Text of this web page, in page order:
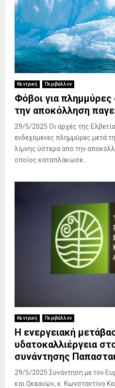
Κεντρική Περιβάλλον
Φόβοι για πλημμύρες
την αποκόλληση
29/5/2025 Οι αρχές της
ενδεχόμενες πλημμύρες μετά
λίμνης ύστερα από την
οποίος καταπλάκωσε...
Κεντρική Περιβάλλον
Η ενεργειακή
υδατοκαλλιέργεια
συνάντησης
29/5/2025 Συνάντηση με τον
και Ωκεανών, κ. Κωνσταντίνο